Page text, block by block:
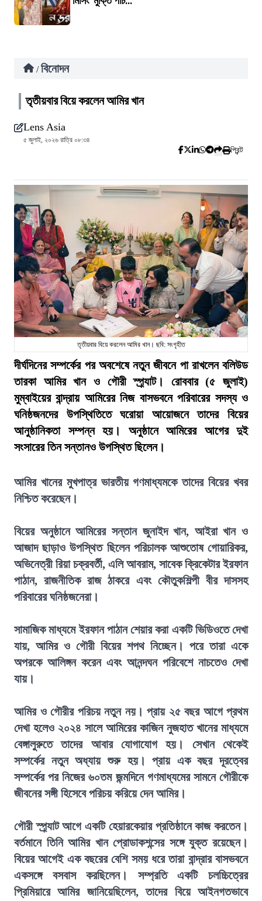
/ বিনোদন
তৃতীয়বার বিয়ে করলেন আমির খান
Lens Asia
৫ জুলাই, ২০২৬ রাত্রি ০৮:৩৪
প্রিন্ট
তৃতীয়বার বিয়ে করলেন আমির খান। ছবি: সংগৃহীত
দীর্ঘদিনের সম্পর্কের পর অবশেষে নতুন জীবনে পা রাখলেন বলিউড
তারকা আমির খান ও গৌরী স্প্র্যাট। রোববার (৫ জুলাই)
মুম্বাইয়ের বান্দ্রায় আমিরের নিজ বাসভবনে পরিবারের সদস্য ও
ঘনিষ্ঠজনদের উপস্থিতিতে ঘরোয়া আয়োজনে তাদের বিয়ের
আনুষ্ঠানিকতা সম্পন্ন হয়। অনুষ্ঠানে আমিরের আগের দুই
সংসারের তিন সন্তানও উপস্থিত ছিলেন।
আমির খানের মুখপাত্র ভারতীয় গণমাধ্যমকে তাদের বিয়ের খবর
নিশ্চিত করেছেন।
বিয়ের অনুষ্ঠানে আমিরের সন্তান জুনাইদ খান, আইরা খান ও
আজাদ ছাড়াও উপস্থিত ছিলেন পরিচালক আশুতোষ গোয়ারিকর,
অভিনেত্রী রিয়া চক্রবর্তী, এলি আবরাম, সাবেক ক্রিকেটার ইরফান
পাঠান, রাজনীতিক রাজ ঠাকরে এবং কৌতুকশিল্পী বীর দাসসহ
পরিবারের ঘনিষ্ঠজনেরা।
সামাজিক মাধ্যমে ইরফান পাঠান শেয়ার করা একটি ভিডিওতে দেখা
যায়, আমির ও গৌরী বিয়ের শপথ নিচ্ছেন। পরে তারা একে
অপরকে আলিঙ্গন করেন এবং আনন্দঘন পরিবেশে নাচতেও দেখা
যায়।
আমির ও গৌরীর পরিচয় নতুন নয়। প্রায় ২৫ বছর আগে প্রথম
দেখা হলেও ২০২৪ সালে আমিরের কাজিন নুজহাত খানের মাধ্যমে
বেঙ্গালুরুতে তাদের আবার যোগাযোগ হয়। সেখান থেকেই
সম্পর্কের নতুন অধ্যায় শুরু হয়। প্রায় এক বছর দূরত্বের
সম্পর্কের পর নিজের ৬০তম জন্মদিনে গণমাধ্যমের সামনে গৌরীকে
জীবনের সঙ্গী হিসেবে পরিচয় করিয়ে দেন আমির।
গৌরী স্প্র্যাট আগে একটি হেয়ারকেয়ার প্রতিষ্ঠানে কাজ করতেন।
বর্তমানে তিনি আমির খান প্রোডাকশন্সের সঙ্গে যুক্ত রয়েছেন।
বিয়ের আগেই এক বছরের বেশি সময় ধরে তারা বান্দ্রার বাসভবনে
একসঙ্গে বসবাস করছিলেন। সম্প্রতি একটি চলচ্চিত্রের
প্রিমিয়ারে আমির জানিয়েছিলেন, তাদের বিয়ে আইনগতভাবে